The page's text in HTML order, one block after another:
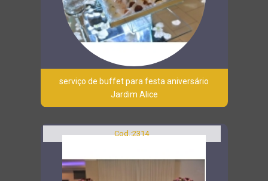
serviço de buffet para festa aniversário
Jardim Alice
Cod.:2314